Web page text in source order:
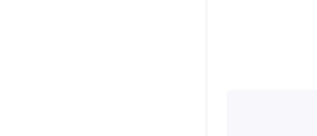
جزءًا من